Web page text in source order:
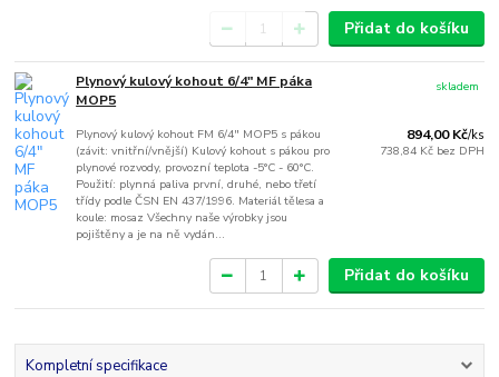
Přidat do košíku
Plynový kulový kohout 6/4" MF páka
MOP5
Plynový kulový kohout FM 6/4" MOP5 s pákou
(závit: vnitřní/vnější) Kulový kohout s pákou pro
plynové rozvody, provozní teplota -5°C - 60°C.
Použití: plynná paliva první, druhé, nebo třetí
třídy podle ČSN EN 437/1996. Materiál tělesa a
koule: mosaz Všechny naše výrobky jsou
pojištěny a je na ně vydán...
894,00 Kč/ks
738,84 Kč bez DPH
skladem
Přidat do košíku
Kompletní specifikace